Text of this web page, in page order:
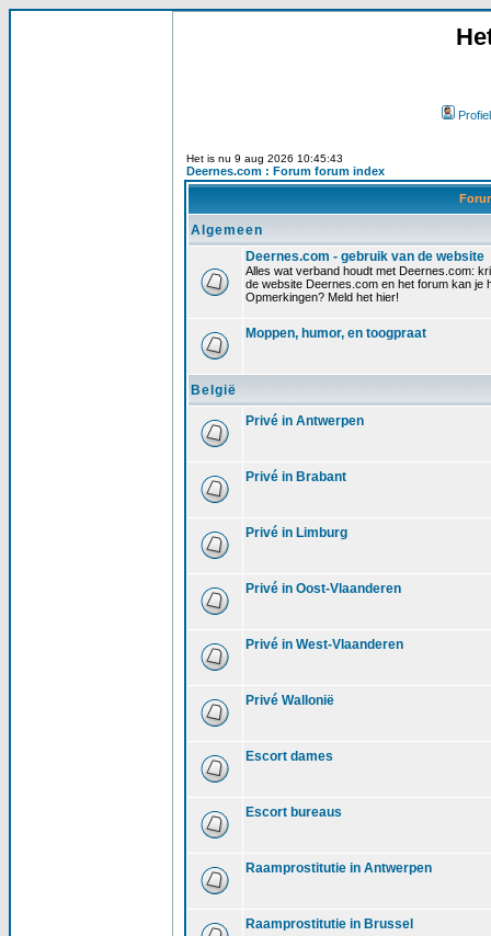
Profiel
Het is nu 9 aug 2026 10:45:43
Deernes.com : Forum forum index
Algemeen
Deernes.com - gebruik van de website
Alles wat verband houdt met Deernes.com:
de website Deernes.com en het forum kan je
Opmerkingen? Meld het hier!
Moppen, humor, en toogpraat
België
Privé in Antwerpen
Privé in Brabant
Privé in Limburg
Privé in Oost-Vlaanderen
Privé in West-Vlaanderen
Privé Wallonië
Escort dames
Escort bureaus
Raamprostitutie in Antwerpen
Raamprostitutie in Brussel